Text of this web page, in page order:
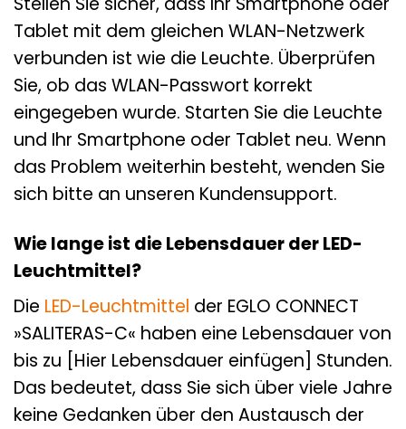
Tablet mit dem gleichen WLAN-Netzwerk
verbunden ist wie die Leuchte. Überprüfen
Sie, ob das WLAN-Passwort korrekt
eingegeben wurde. Starten Sie die Leuchte
und Ihr Smartphone oder Tablet neu. Wenn
das Problem weiterhin besteht, wenden Sie
sich bitte an unseren Kundensupport.
Wie lange ist die Lebensdauer der LED-
Leuchtmittel?
Die LED-Leuchtmittel der EGLO CONNECT
»SALITERAS-C« haben eine Lebensdauer von
bis zu [Hier Lebensdauer einfügen] Stunden.
Das bedeutet, dass Sie sich über viele Jahre
keine Gedanken über den Austausch der